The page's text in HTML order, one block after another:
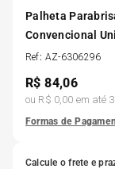
Palheta
Convencional
Ref: AZ-6306296
R$84,06
ou R$ 0,00 em até 3
Formas de
Calcule o frete e
7º 185
8 º
10º Pneu